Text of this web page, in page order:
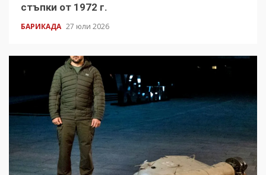
стъпки от 1972 г.
БАРИКАДА 27 юли 2026